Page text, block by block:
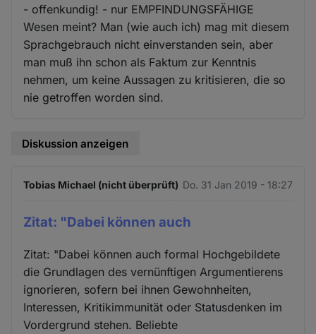
- offenkundig! - nur EMPFINDUNGSFÄHIGE
Wesen meint? Man (wie auch ich) mag mit diesem
Sprachgebrauch nicht einverstanden sein, aber
man muß ihn schon als Faktum zur Kenntnis
nehmen, um keine Aussagen zu kritisieren, die so
nie getroffen worden sind.
Diskussion anzeigen
Tobias Michael (nicht überprüft) Do. 31 Jan 2019 - 18:27
Zitat: "Dabei können auch
Zitat: "Dabei können auch formal Hochgebildete
die Grundlagen des vernünftigen Argumentierens
ignorieren, sofern bei ihnen Gewohnheiten,
Interessen, Kritikimmunität oder Statusdenken im
Vordergrund stehen. Beliebte